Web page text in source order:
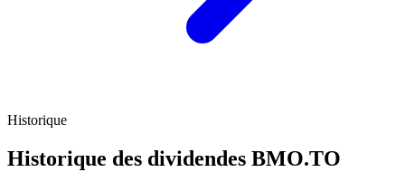
Historique
Historique des dividendes BMO.TO